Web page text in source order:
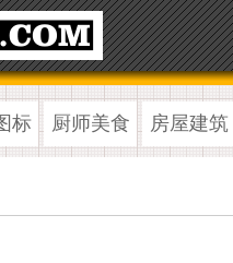
标 厨师美食 房屋建筑